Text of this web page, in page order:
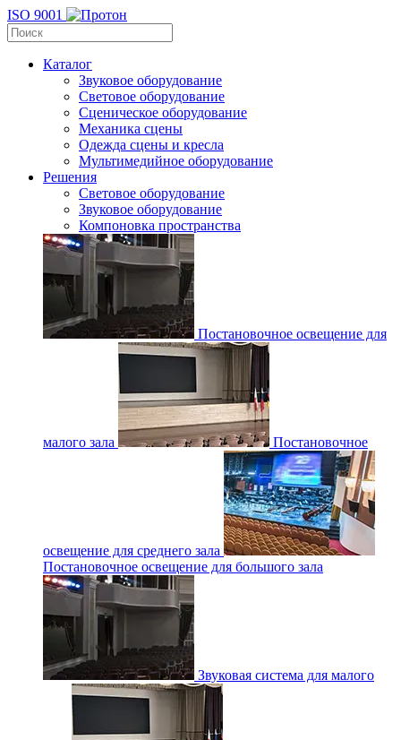
ISO 9001
Каталог
Звуковое оборудование
Световое оборудование
Сценическое оборудование
Механика сцены
Одежда сцены и кресла
Мультимедийное оборудование
Решения
Световое оборудование
Звуковое оборудование
Компоновка пространства
Постановочное освещение для
малого зала Постановочное
освещение для среднего зала
Постановочное освещение для большого зала
Звуковая система для малого